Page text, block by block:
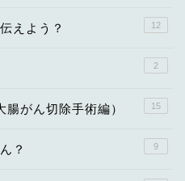
えよう？ 12
2
がん切除手術編） 15
？ 9